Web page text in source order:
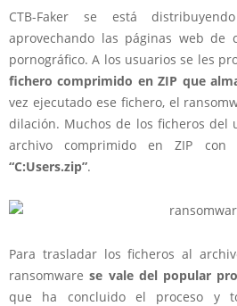
CTB-Faker se está
aprovechando las páginas web de
pornográfico. A los usuarios se les
fichero comprimido en ZIP que
vez ejecutado ese fichero, el
dilación. Muchos de los ficheros del
archivo comprimido en ZIP
“C:Users.zip”.
Para trasladar los ficheros al
ransomware se vale del popular
que ha concluido el proceso y